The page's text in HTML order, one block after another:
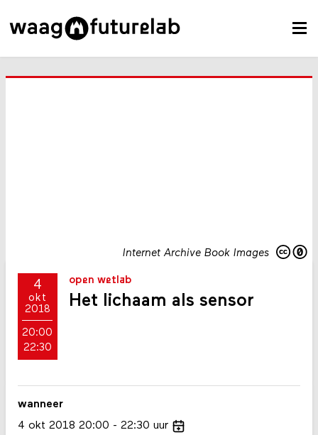
Internet Archive Book Images
4
okt
2018
20:00
22:30
open wetlab
Het lichaam als sensor
wanneer
4 okt 2018 20:00 22:30 uur